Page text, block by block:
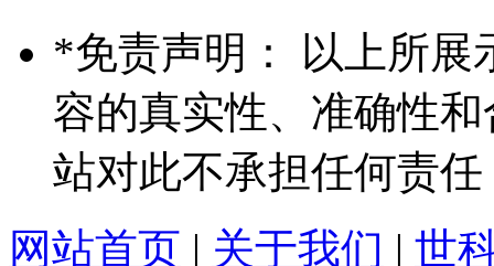
*免责声明： 以上所展
容的真实性、准确性
站对此不承担任何责任
网站首页 | 关于我们 | 世